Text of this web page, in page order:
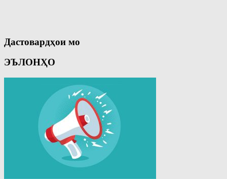
Дастовардҳои мо
ЭЪЛОНҲО